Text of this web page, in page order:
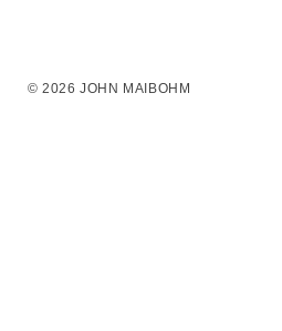
© 2026 JOHN MAIBOHM